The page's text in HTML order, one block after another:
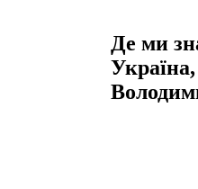
Де ми